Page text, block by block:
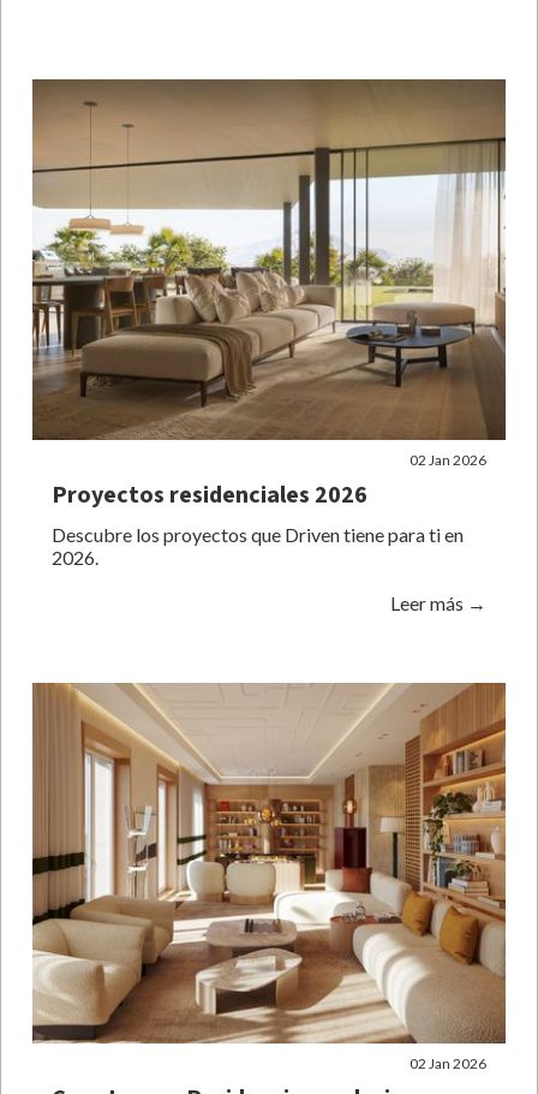
02 Jan 2026
Proyectos residenciales 2026
Descubre los proyectos que Driven tiene para ti en
2026.
Leer más →
02 Jan 2026